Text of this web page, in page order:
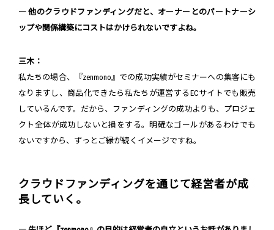
― 他のクラウドファンディングだと、オーナーとのパートナーシ
ップや関係構築にコストはかけられないですよね。
三木：
私たちの場合、『zenmono』での成功実績がセミナーへの集客にも
なりますし、商品化できたら私たちが運営するECサイトでも販売
しているんです。だから、ファンディングの成功よりも、プロジェ
クト全体が成功しないと損をする。明確なゴールがあるわけでも
ないですから、ずっとご縁が続くイメージですね。
クラウドファンディングを通じて経営者が成
長していく。